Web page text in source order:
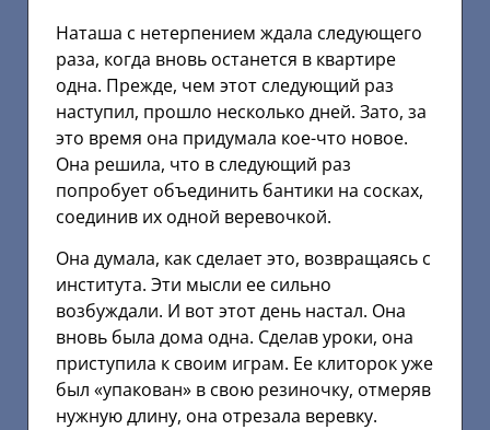
Наташа с нетерпением ждала следующего
раза, когда вновь останется в квартире
одна. Прежде, чем этот следующий раз
наступил, прошло несколько дней. Зато, за
это время она придумала кое-что новое.
Она решила, что в следующий раз
попробует объединить бантики на сосках,
соединив их одной веревочкой.
Она думала, как сделает это, возвращаясь с
института. Эти мысли ее сильно
возбуждали. И вот этот день настал. Она
вновь была дома одна. Сделав уроки, она
приступила к своим играм. Ее клиторок уже
был «упакован» в свою резиночку, отмеряв
нужную длину, она отрезала веревку.